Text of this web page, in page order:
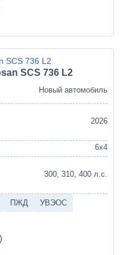
SCS 736 L2
Новый автомобиль
2026
6х4
300, 310, 400 л.с.
ПЖД
УВЭОС